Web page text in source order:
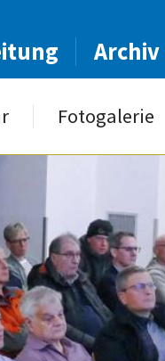
Archiv
Fotogalerie